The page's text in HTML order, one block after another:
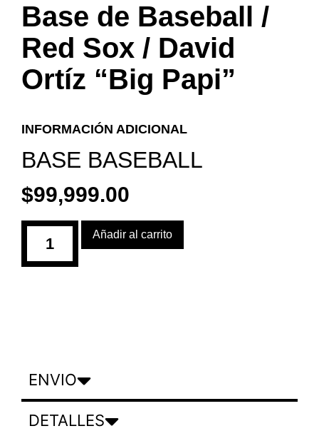
Base de Baseball /
Red Sox / David
Ortíz “Big Papi”
INFORMACIÓN ADICIONAL
BASE BASEBALL
$99,999.00
Añadir al carrito
ENVIO
DETALLES